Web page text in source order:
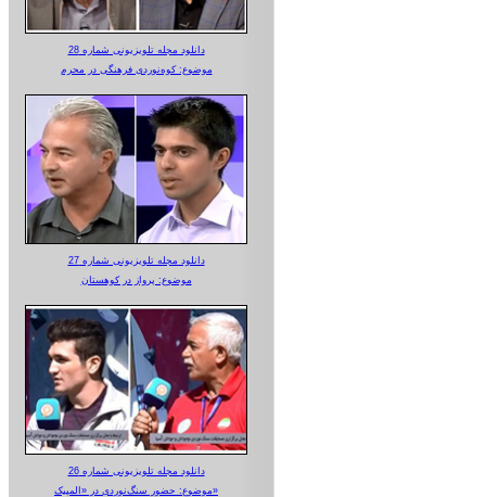
دانلود مجله تلویزیونی شماره 28
موضوع: کوه‌نوردی فرهنگی در محرم
دانلود مجله تلویزیونی شماره 27
موضوع: پرواز در کوهستان
دانلود مجله تلویزیونی شماره 26
موضوع: حضور سنگ‌نوردی در «المپیک»